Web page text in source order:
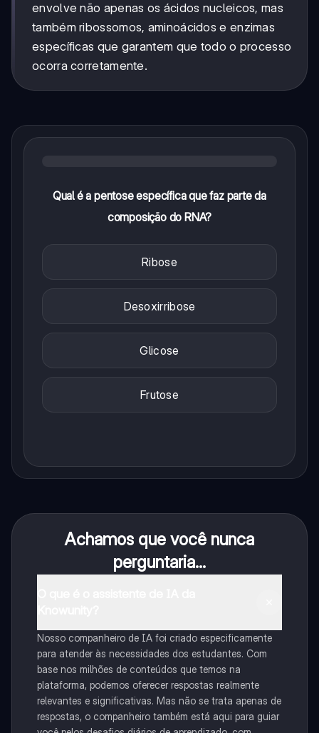
envolve não apenas os ácidos nucleicos, mas
também ribossomos, aminoácidos e enzimas
específicas que garantem que todo o processo
ocorra corretamente.
Qual é a pentose específica que faz parte da
composição do RNA?
Ribose
Desoxirribose
Glicose
Frutose
Achamos que você nunca
perguntaria...
Nosso companheiro de IA foi criado especificamente
para atender às necessidades dos estudantes. Com
base nos milhões de conteúdos que temos na
plataforma, podemos oferecer respostas realmente
relevantes e significativas. Mas não se trata apenas de
respostas, o companheiro também está aqui para guiar